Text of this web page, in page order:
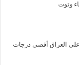
وتوت
على العراق أقصى درجات